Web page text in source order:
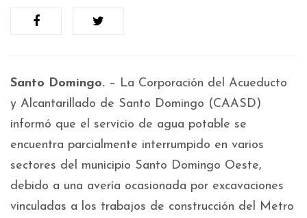
Santo Domingo. – La Corporación del Acueducto
y Alcantarillado de Santo Domingo (CAASD)
informó que el servicio de agua potable se
encuentra parcialmente interrumpido en varios
sectores del municipio Santo Domingo Oeste,
debido a una avería ocasionada por excavaciones
vinculadas a los trabajos de construcción del Metro